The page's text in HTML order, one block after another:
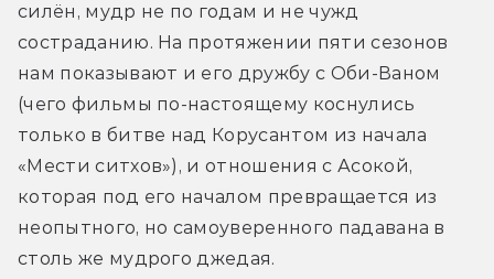
силён, мудр не по годам и не чужд
состраданию. На протяжении пяти сезонов
нам показывают и его дружбу с Оби-Ваном
(чего фильмы по-настоящему коснулись
только в битве над Корусантом из начала
«Мести ситхов»), и отношения с Асокой,
которая под его началом превращается из
неопытного, но самоуверенного падавана в
столь же мудрого джедая.